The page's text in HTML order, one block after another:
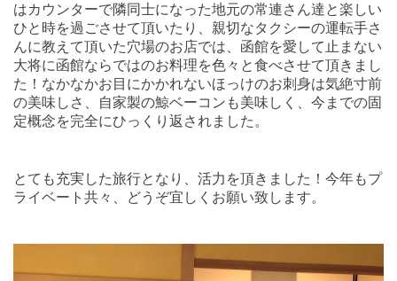
はカウンターで隣同士になった地元の常連さん達と楽しい
ひと時を過ごさせて頂いたり、親切なタクシーの運転手さ
んに教えて頂いた穴場のお店では、函館を愛して止まない
大将に函館ならではのお料理を色々と食べさせて頂きまし
た！なかなかお目にかかれないほっけのお刺身は気絶寸前
の美味しさ、自家製の鯨ベーコンも美味しく、今までの固
定概念を完全にひっくり返されました。
とても充実した旅行となり、活力を頂きました！今年もプ
ライベート共々、どうぞ宜しくお願い致します。